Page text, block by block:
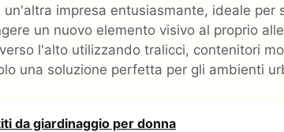
impresa entusiasmante, ideale per
un nuovo elemento visivo al proprio
l'alto utilizzando tralicci, contenitori
una soluzione perfetta per gli ambienti
da giardinaggio per donna